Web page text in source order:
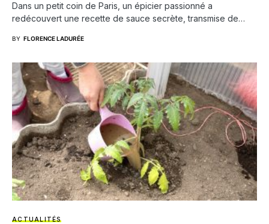
Dans un petit coin de Paris, un épicier passionné a
redécouvert une recette de sauce secrète, transmise de…
BY FLORENCE LADURÉE
ACTUALITÉS